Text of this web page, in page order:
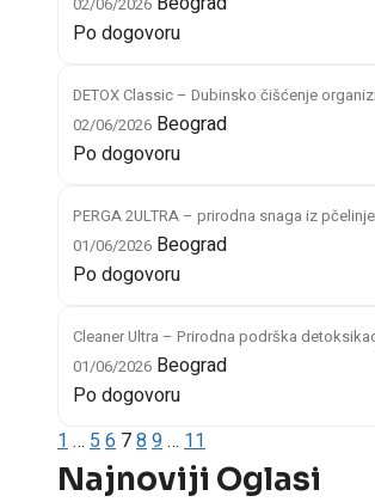
Po dogovoru
DETOX Classic – Dubinsko čišćenje
02/06/2026 Beograd
Po dogovoru
PERGA 2ULTRA – prirodna snaga iz
01/06/2026 Beograd
Po dogovoru
Cleaner Ultra – Prirodna podrška
01/06/2026 Beograd
Po dogovoru
1… 56 789… 11
Najnoviji Oglasi